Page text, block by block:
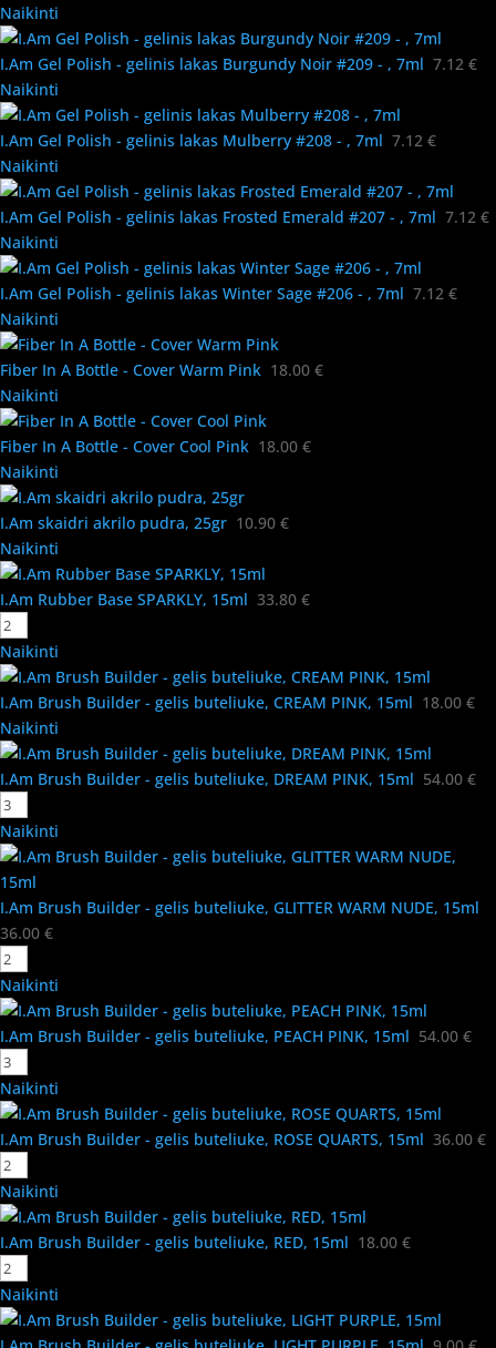
Naikinti
I.Am Gel Polish - gelinis lakas Burgundy Noir #209 - , 7ml 7.12 €
Naikinti
I.Am Gel Polish - gelinis lakas Mulberry #208 - , 7ml 7.12 €
Naikinti
I.Am Gel Polish - gelinis lakas Frosted Emerald #207 - , 7ml 7.12 €
Naikinti
I.Am Gel Polish - gelinis lakas Winter Sage #206 - , 7ml 7.12 €
Naikinti
Fiber In A Bottle - Cover Warm Pink 18.00 €
Naikinti
Fiber In A Bottle - Cover Cool Pink 18.00 €
Naikinti
I.Am skaidri akrilo pudra, 25gr 10.90 €
Naikinti
I.Am Rubber Base SPARKLY, 15ml 33.80 €
Naikinti
I.Am Brush Builder - gelis buteliuke, CREAM PINK, 15ml 18.00 €
Naikinti
I.Am Brush Builder - gelis buteliuke, DREAM PINK, 15ml 54.00 €
Naikinti
I.Am Brush Builder - gelis buteliuke, GLITTER WARM NUDE, 15ml
36.00 €
Naikinti
I.Am Brush Builder - gelis buteliuke, PEACH PINK, 15ml 54.00 €
Naikinti
I.Am Brush Builder - gelis buteliuke, ROSE QUARTS, 15ml 36.00 €
Naikinti
I.Am Brush Builder - gelis buteliuke, RED, 15ml 18.00 €
Naikinti